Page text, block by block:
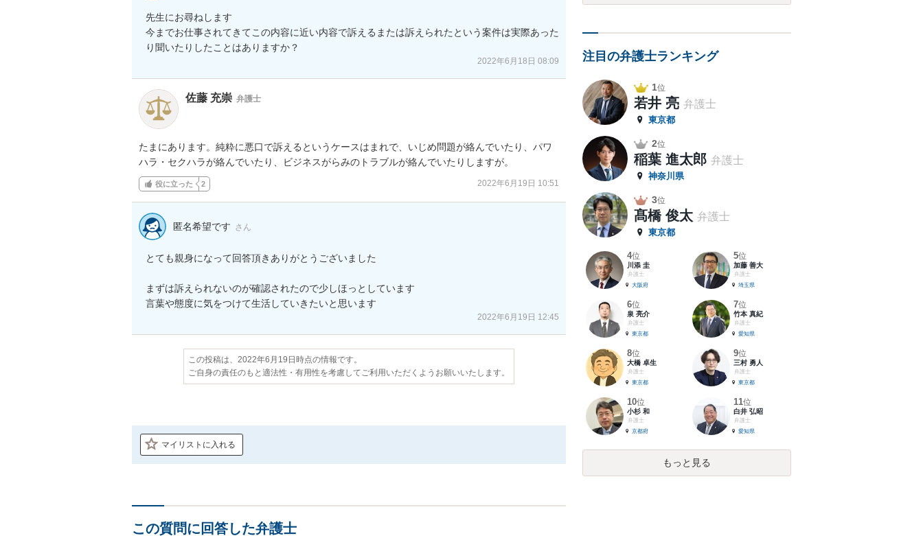
先生にお尋ねします
今までお仕事されてきてこの内容に近い内容で訴えるまたは訴えられたという案件は実際あった
り聞いたりしたことはありますか？
2022年6月18日 08:09
佐藤 充崇 弁護士
たまにあります。純粋に悪口で訴えるというケースはまれで、いじめ問題が絡んでいたり、パワ
ハラ・セクハラが絡んでいたり、ビジネスがらみのトラブルが絡んでいたりしますが。
役に立った 2 2022年6月19日 10:51
匿名希望です さん
とても親身になって回答頂きありがとうございました
まずは訴えられないのが確認されたので少しほっとしています
言葉や態度に気をつけて生活していきたいと思います
2022年6月19日 12:45
この投稿は、2022年6月19日時点の情報です。
ご自身の責任のもと適法性・有用性を考慮してご利用いただくようお願いいたします。
マイリストに入れる
この質問に回答した弁護士
注目の弁護士ランキング
1位
若井 亮 弁護士
東京都
2位
稲葉 進太郎 弁護士
神奈川県
3位
髙橋 俊太 弁護士
東京都
4位
川添 圭
弁護士
大阪府
5位
加藤 善大
弁護士
埼玉県
6位
泉 亮介
弁護士
東京都
7位
竹本 真紀
弁護士
愛知県
8位
大橋 卓生
弁護士
東京都
9位
三村 勇人
弁護士
東京都
10位
小杉 和
弁護士
京都府
11位
白井 弘昭
弁護士
愛知県
もっと見る